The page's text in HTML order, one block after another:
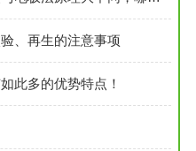
、再生的注意事项
此多的优势特点！